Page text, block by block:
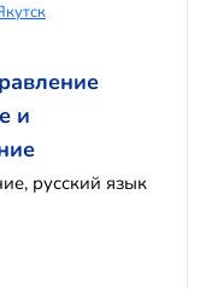
и
русский язык